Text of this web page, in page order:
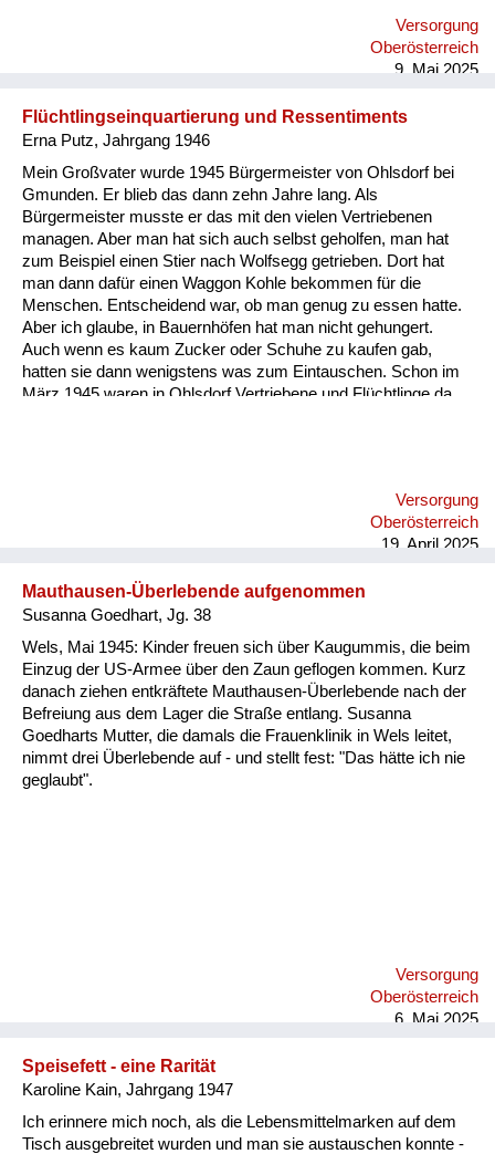
Versorgung
Oberösterreich
9. Mai 2025
Flüchtlingseinquartierung und Ressentiments
Erna Putz, Jahrgang 1946
Mein Großvater wurde 1945 Bürgermeister von Ohlsdorf bei
Gmunden. Er blieb das dann zehn Jahre lang. Als
Bürgermeister musste er das mit den vielen Vertriebenen
managen. Aber man hat sich auch selbst geholfen, man hat
zum Beispiel einen Stier nach Wolfsegg getrieben. Dort hat
man dann dafür einen Waggon Kohle bekommen für die
Menschen. Entscheidend war, ob man genug zu essen hatte.
Aber ich glaube, in Bauernhöfen hat man nicht gehungert.
Auch wenn es kaum Zucker oder Schuhe zu kaufen gab,
hatten sie dann wenigstens was zum Eintauschen. Schon im
März 1945 waren in Ohlsdorf Vertriebene und Flüchtlinge da.
Jahrzehnte lebendig geblieben von den Einquartierten und den
dann wieder auf die Beine Gekommenen. In den 1950er
Jahren, da war ich so sieben, acht, da hat ein Mann i...
Versorgung
Oberösterreich
19. April 2025
Mauthausen-Überlebende aufgenommen
Susanna Goedhart, Jg. 38
Wels, Mai 1945: Kinder freuen sich über Kaugummis, die beim
Einzug der US-Armee über den Zaun geflogen kommen. Kurz
danach ziehen entkräftete Mauthausen-Überlebende nach der
Befreiung aus dem Lager die Straße entlang. Susanna
Goedharts Mutter, die damals die Frauenklinik in Wels leitet,
nimmt drei Überlebende auf - und stellt fest: "Das hätte ich nie
geglaubt".
Versorgung
Oberösterreich
6. Mai 2025
Speisefett - eine Rarität
Karoline Kain, Jahrgang 1947
Ich erinnere mich noch, als die Lebensmittelmarken auf dem
Tisch ausgebreitet wurden und man sie austauschen konnte -